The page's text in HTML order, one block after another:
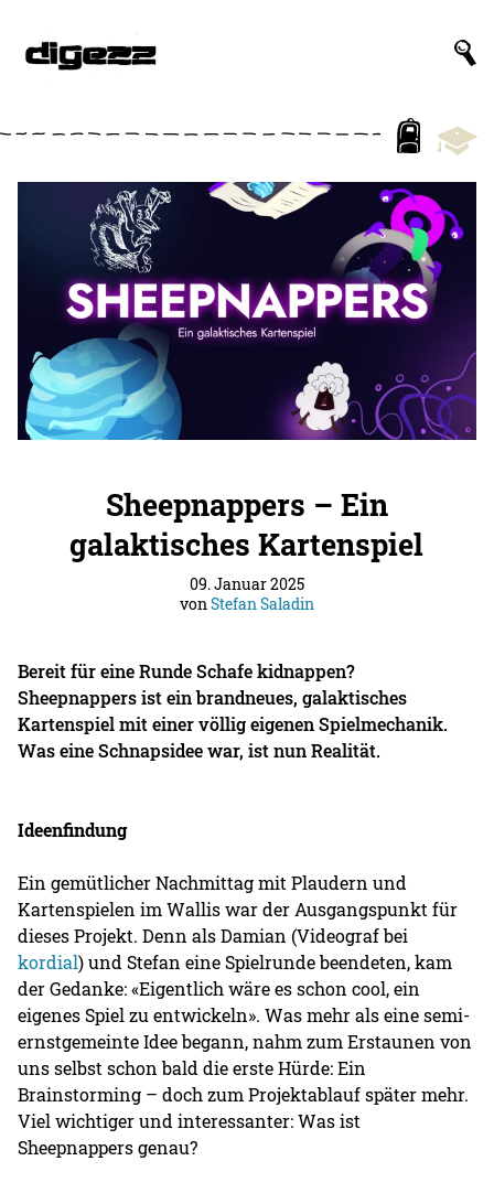
Sheepnappers – Ein
galaktisches Kartenspiel
09. Januar 2025
vonStefan Saladin
Bereit für eine Runde Schafe kidnappen?
Sheepnappers ist ein brandneues, galaktisches
Kartenspiel mit einer völlig eigenen Spielmechanik.
Was eine Schnapsidee war, ist nun Realität.
Ideenfindung
Ein gemütlicher Nachmittag mit Plaudern und
Kartenspielen im Wallis war der Ausgangspunkt für
dieses Projekt. Denn als Damian (Videograf bei
kordial) und Stefan eine Spielrunde beendeten, kam
der Gedanke: «Eigentlich wäre es schon cool, ein
eigenes Spiel zu entwickeln». Was mehr als eine semi-
ernstgemeinte Idee begann, nahm zum Erstaunen von
uns selbst schon bald die erste Hürde: Ein
Brainstorming – doch zum Projektablauf später mehr.
Viel wichtiger und interessanter: Was ist
Sheepnappers genau?